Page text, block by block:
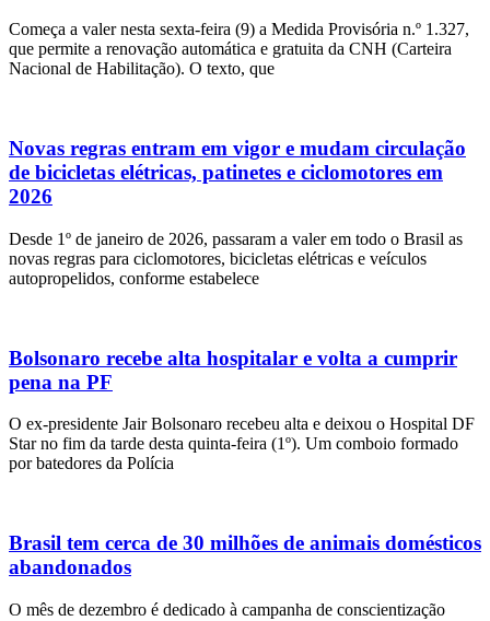
Começa a valer nesta sexta-feira (9) a Medida Provisória n.º 1.327,
que permite a renovação automática e gratuita da CNH (Carteira
Nacional de Habilitação). O texto, que
Novas regras entram em vigor e mudam circulação
de bicicletas elétricas, patinetes e ciclomotores em
2026
Desde 1º de janeiro de 2026, passaram a valer em todo o Brasil as
novas regras para ciclomotores, bicicletas elétricas e veículos
autopropelidos, conforme estabelece
Bolsonaro recebe alta hospitalar e volta a cumprir
pena na PF
O ex-presidente Jair Bolsonaro recebeu alta e deixou o Hospital DF
Star no fim da tarde desta quinta-feira (1º). Um comboio formado
por batedores da Polícia
Brasil tem cerca de 30 milhões de animais domésticos
abandonados
O mês de dezembro é dedicado à campanha de conscientização